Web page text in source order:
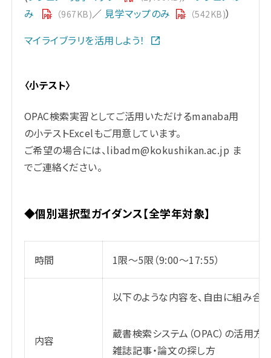
み
（967KB)／ 見学マップのみ （542KB)）
マイライブラリを活用しよう！
〈小テスト〉
OPAC検索実習としてご活用いただけるmanaba用
の小テストExcelもご用意しています。
ご希望の場合には、libadm@kokushikan.ac.jp ま
でご連絡ください。
◆個別選択型ガイダンス【全学年対象】
時間 1限～5限（9:00～17:55）
内容
以下のような内容を、自由に組み合
蔵書検索システム（OPAC）の活用方
雑誌記事・論文の探し方